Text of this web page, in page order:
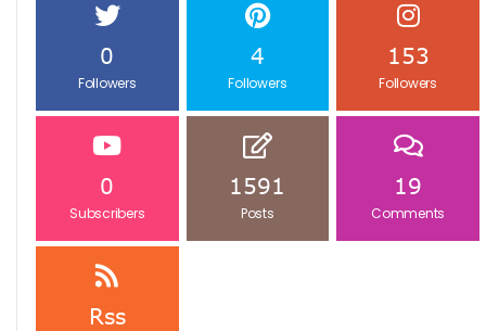
0
Followers
4
Followers
153
Followers
0
Subscribers
1591
Posts
19
Comments
Rss